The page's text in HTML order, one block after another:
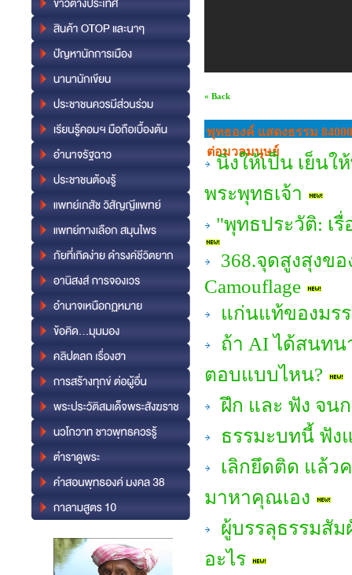
« Back
พุทธองค์ แสดงธรรม
ต่อมวลมนุษย์
นิ่งให้เป็น เย็นใ
พระพุทธเจ้า
"พุทธประวัติ: เ
368.จุดสูงสุงข
Camouflage
แก่นแท้ของมร
ถ้า AI ได้สนท
ตอบแบบไหน?
ฝึก และ ฟัง จน
ธรรมะบทนี้ ฟัง
เลิกยึดติด แล้ว
มาหาคุณเอง
ผู้บรรลุธรรมสัม
อะไร